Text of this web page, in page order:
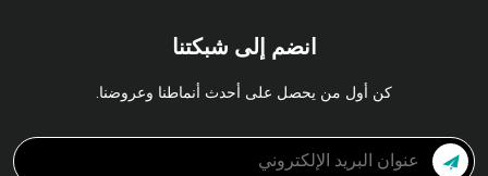
انضم إلى شبكتنا
كن أول من يحصل على أحدث أنماطنا وعروضنا.